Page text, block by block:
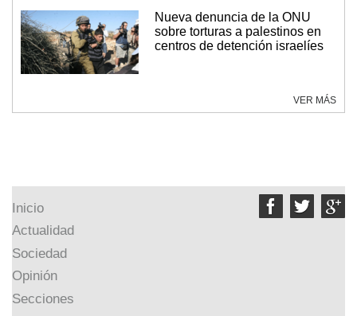
Nueva denuncia de la ONU
sobre torturas a palestinos en
centros de detención israelíes
VER MÁS
  
Inicio
Actualidad
Sociedad
Opinión
Secciones